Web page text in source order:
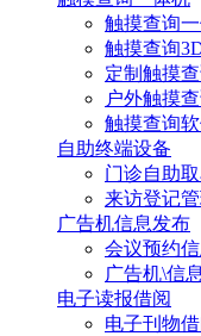
触摸查询
触摸查询
定制触摸
户外触摸
触摸查询
自助终端设备
门诊自助
来访登记
广告机信息发布
会议预约
广告机\信
电子读报借阅
电子刊物